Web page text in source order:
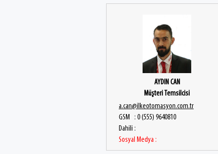
AYDIN CAN
Müşteri Temsilcisi
a.can@ilkeotomasyon.com.tr
GSM : 0 (555) 9640810
Dahili :
Sosyal Medya :